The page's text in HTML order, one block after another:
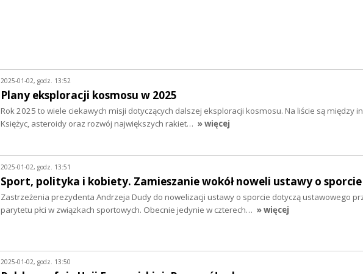
2025-01-02, godz. 13:52
Plany eksploracji kosmosu w 2025
Rok 2025 to wiele ciekawych misji dotyczących dalszej eksploracji kosmosu. Na liście są między
Księżyc, asteroidy oraz rozwój największych rakiet… » więcej
2025-01-02, godz. 13:51
Sport, polityka i kobiety. Zamieszanie wokół noweli ustawy o sporcie
Zastrzeżenia prezydenta Andrzeja Dudy do nowelizacji ustawy o sporcie dotyczą ustawowego
parytetu płci w związkach sportowych. Obecnie jedynie w czterech… » więcej
2025-01-02, godz. 13:50